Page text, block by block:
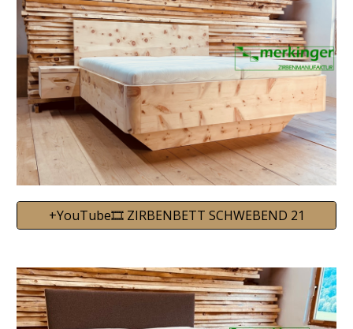
+YouTube🎞️ ZIRBENBETT SCHWEBEND 21